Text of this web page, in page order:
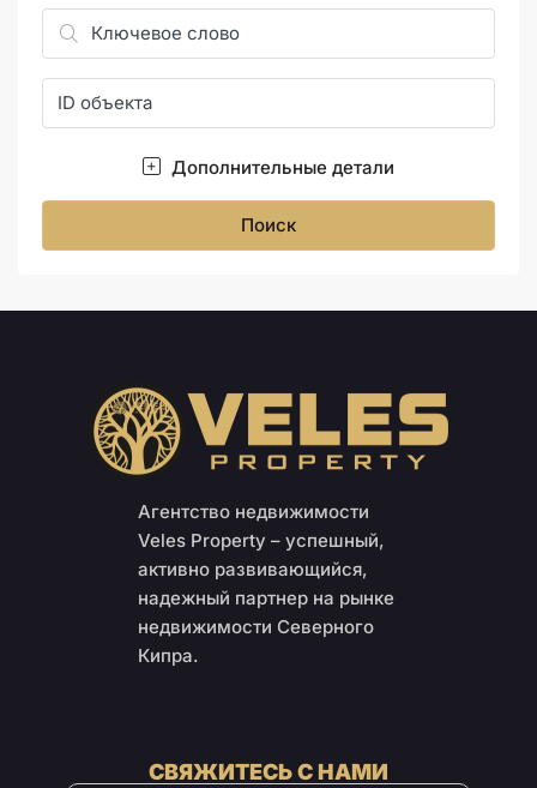
Дополнительные детали
Поиск
Агентство недвижимости
Veles Property – успешный,
активно развивающийся,
надежный партнер на рынке
недвижимости Северного
Кипра.
СВЯЖИТЕСЬ С НАМИ